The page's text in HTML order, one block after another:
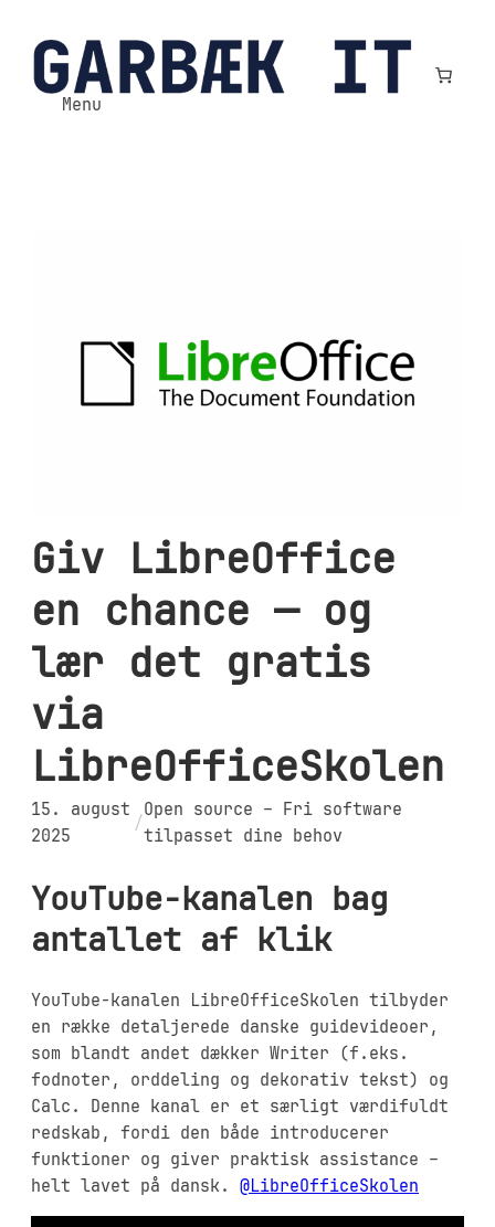
til
indhold
Menu
Giv LibreOffice
en chance — og
lær det gratis
via
LibreOfficeSkolen
15. august
2025
/
Open source – Fri software
tilpasset dine behov
YouTube-kanalen bag
antallet af klik
YouTube-kanalen LibreOfficeSkolen tilbyder
en række detaljerede danske guidevideoer,
som blandt andet dækker Writer (f.eks.
fodnoter, orddeling og dekorativ tekst) og
Calc. Denne kanal er et særligt værdifuldt
redskab, fordi den både introducerer
funktioner og giver praktisk assistance –
helt lavet på dansk. @LibreOfficeSkolen